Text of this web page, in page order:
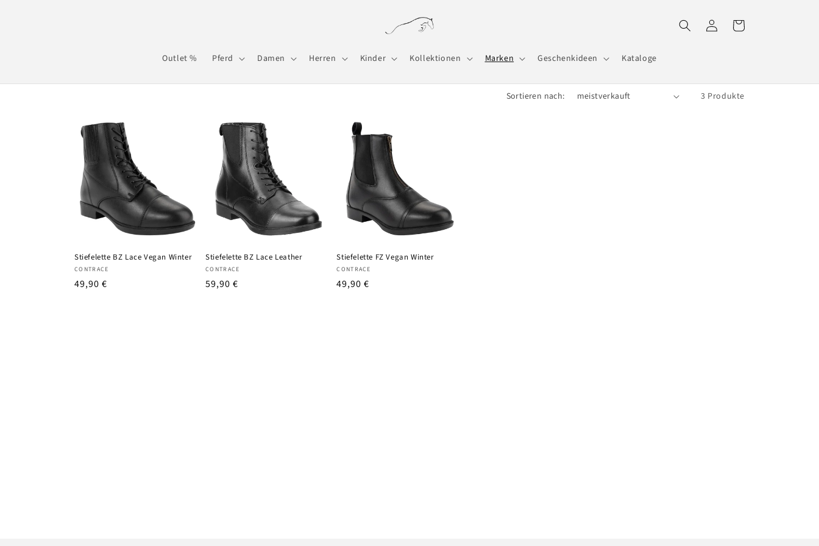
Outlet % Pferd Damen Herren Kinder Kollektionen Marken Geschenkideen Kataloge
EinloggenWarenkorb
Sortieren nach: 3 Produkte
Stiefelette BZ Lace Vegan Winter
Anbieter:
CONTRACE
UVP
49,90 €
Stiefelette BZ Lace Leather
Anbieter:
CONTRACE
UVP
59,90 €
Stiefelette FZ Vegan Winter
Anbieter:
CONTRACE
UVP
49,90 €